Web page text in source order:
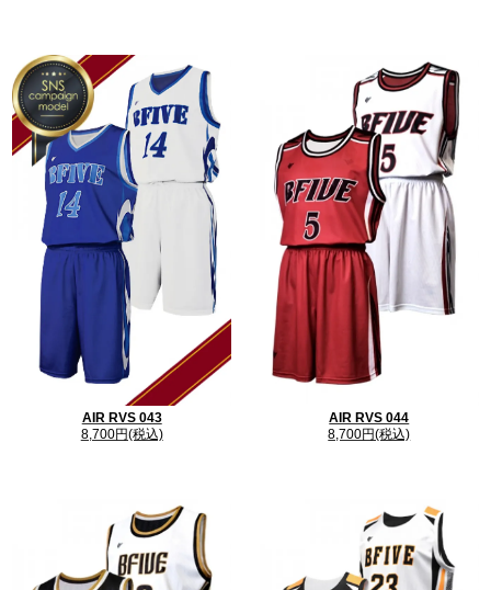
価格 （税込）
■基本価格
リバーシブル セット
9,990 円 → 8,700円
リバーシブル シャツ単品
6,900 円 → 4,400 円
リバーシブル パンツ単品
5,900 円 → 4,300 円
※期間限定キャンペーン中 2026.08.24 （ ） まで
※チーム名、胸・背番号込み
■表裏でデザインを変更する場合
・+1000円の追加オプションとなります。
・チーム名は+700円、番号は+500円、
ロゴマークは更に+700円、地域名は更に+500円と
なります。
初回注文は4枚から
追加注文は1枚から
■マーキングオプション
チーム名無料
サイズ
寸法測定箇所について
適応身長
■マイクロメッシュ
スポーツウェアに良く使用される速乾性に優れた生
地で、主にリバーシブルウェアやウォームアップウ
ェアの裏生地に使用されています。
ユニフォーム（SELECT）に使用されている「メッ
シュ」より穴が大きく、軽量・通気性に優れた生地
となります。
素材 ：ポリエステル100％
重さ：90g/㎡
ネックタイプ 肩タイプ パンツタイプ
ネックタイプ
AIR RVS 043
8,700円(税込)
AIR RVS 044
8,700円(税込)